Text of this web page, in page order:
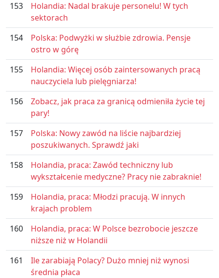
153
Holandia: Nadal brakuje personelu! W tych
sektorach
154
Polska: Podwyżki w służbie zdrowia. Pensje
ostro w górę
155
Holandia: Więcej osób zaintersowanych pracą
nauczyciela lub pielęgniarza!
156
Zobacz, jak praca za granicą odmieniła życie tej
pary!
157
Polska: Nowy zawód na liście najbardziej
poszukiwanych. Sprawdź jaki
158
Holandia, praca: Zawód techniczny lub
wykształcenie medyczne? Pracy nie zabraknie!
159
Holandia, praca: Młodzi pracują. W innych
krajach problem
160
Holandia, praca: W Polsce bezrobocie jeszcze
niższe niż w Holandii
161
Ile zarabiają Polacy? Dużo mniej niż wynosi
średnia płaca